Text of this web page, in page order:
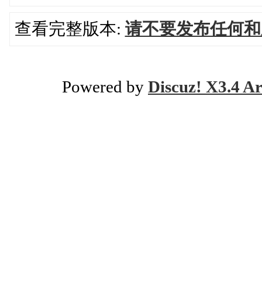
查看完整版本: 请不要发布任何
Powered by Discuz! X3.4